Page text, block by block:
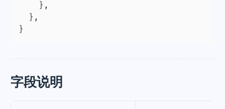
    },
  },
}
字段说明